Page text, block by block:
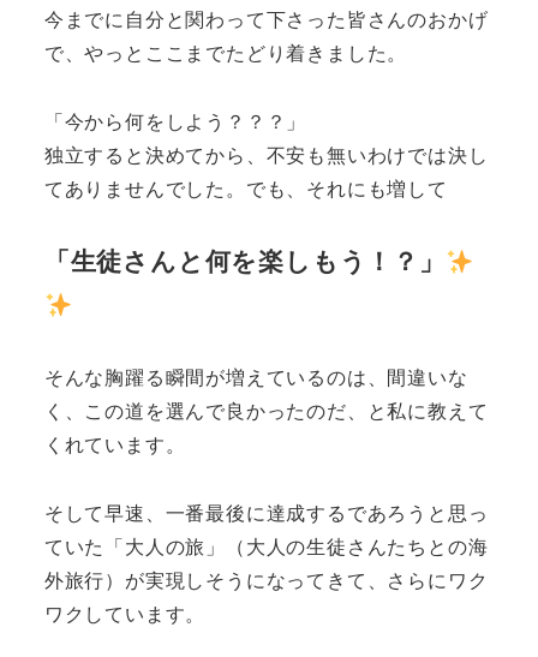
今までに自分と関わって下さった皆さんのおかげ
で、やっとここまでたどり着きました。
「今から何をしよう？？？」
独立すると決めてから、不安も無いわけでは決し
てありませんでした。でも、それにも増して
「生徒さんと何を楽しもう！？」
そんな胸躍る瞬間が増えているのは、間違いな
く、この道を選んで良かったのだ、と私に教えて
くれています。
そして早速、一番最後に達成するであろうと思っ
ていた「大人の旅」（大人の生徒さんたちとの海
外旅行）が実現しそうになってきて、さらにワク
ワクしています。